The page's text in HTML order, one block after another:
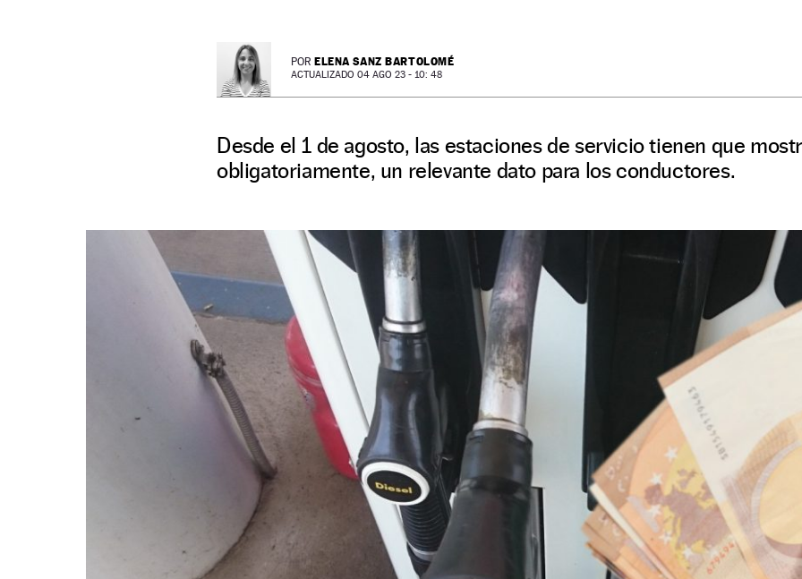
POR ELENA SANZ BARTOLOMÉ
ACTUALIZADO 04 AGO 23 - 10: 48
Desde el 1 de agosto, las estaciones de servicio tienen que
obligatoriamente, un relevante dato para los conductores.